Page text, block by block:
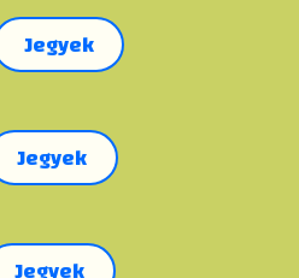
Jegyek
Jegyek